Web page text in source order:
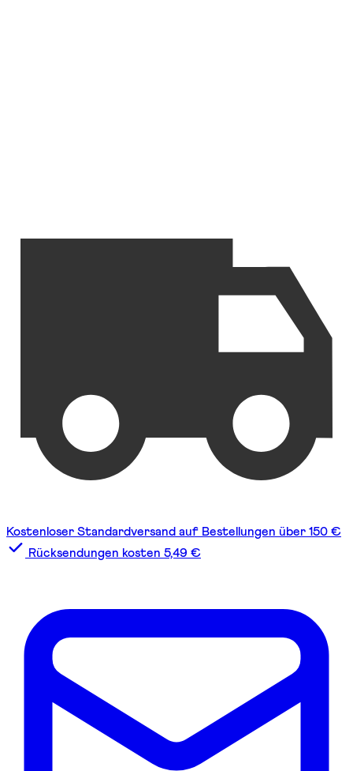
Kostenloser Standardversand auf Bestellungen über 150 €
Rücksendungen kosten 5,49 €